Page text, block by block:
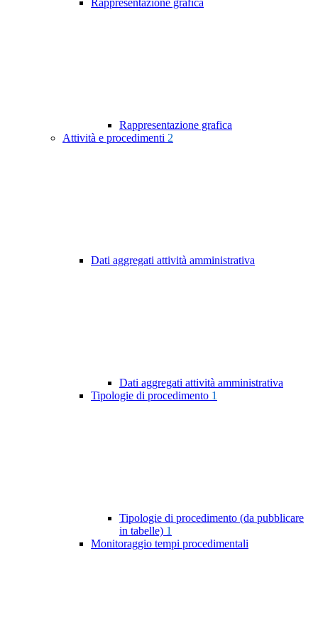
Rappresentazione grafica
Rappresentazione grafica
Attività e procedimenti 2
Dati aggregati attività amministrativa
Dati aggregati attività amministrativa
Tipologie di procedimento 1
Tipologie di procedimento (da pubblicare
in tabelle) 1
Monitoraggio tempi procedimentali